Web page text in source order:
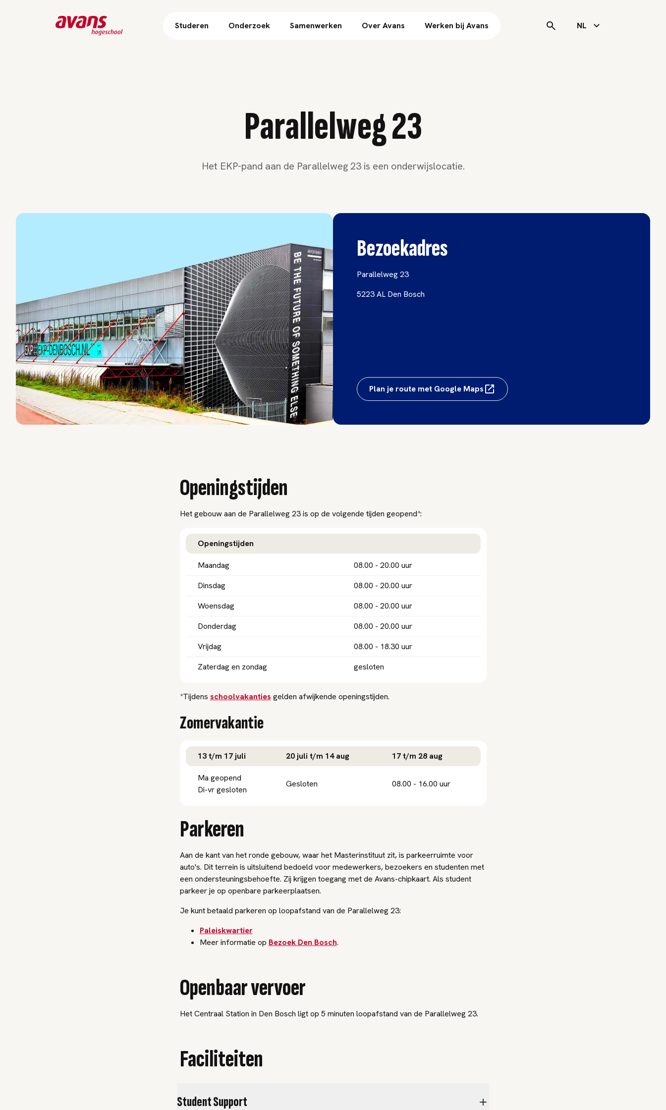
Direct naar inhoud
Studeren Onderzoek Samenwerken Over Avans Werken bij Avans NL
Parallelweg 23
Het EKP-pand aan de Parallelweg 23 is een onderwijslocatie.
Bezoekadres
Parallelweg 23
5223 AL Den Bosch
Plan je route met Google Maps
Openingstijden
Het gebouw aan de Parallelweg 23 is op de volgende tijden geopend*:
Openingstijden
Maandag
08.00 - 20.00 uur
Dinsdag
08.00 - 20.00 uur
Woensdag
08.00 - 20.00 uur
Donderdag
08.00 - 20.00 uur
Vrijdag
08.00 - 18.30 uur
Zaterdag en zondag
gesloten
*Tijdens schoolvakanties gelden afwijkende openingstijden.
Zomervakantie
13 t/m 17 juli 20 juli t/m 14 aug 17 t/m 28 aug
Ma geopend
Di-vr gesloten
Gesloten 08.00 - 16.00 uur
Parkeren
Aan de kant van het ronde gebouw, waar het Masterinstituut zit, is parkeerruimte voor
auto's. Dit terrein is uitsluitend bedoeld voor medewerkers, bezoekers en studenten met
een ondersteuningsbehoefte. Zij krijgen toegang met de Avans-chipkaart. Als student
parkeer je op openbare parkeerplaatsen.
Je kunt betaald parkeren op loopafstand van de Parallelweg 23:
Paleiskwartier
Meer informatie op Bezoek Den Bosch.
Openbaar vervoer
Het Centraal Station in Den Bosch ligt op 5 minuten loopafstand van de Parallelweg 23.
Faciliteiten
Student Support